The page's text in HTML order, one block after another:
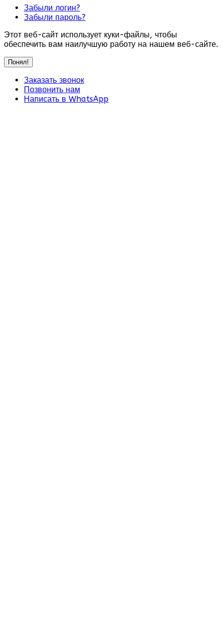
Забыли логин?
Забыли пароль?
Этот веб-сайт использует куки-файлы, чтобы
обеспечить вам наилучшую работу на нашем веб-сайте.
Понял!
Заказать звонок
Позвонить нам
Написать в WhatsApp